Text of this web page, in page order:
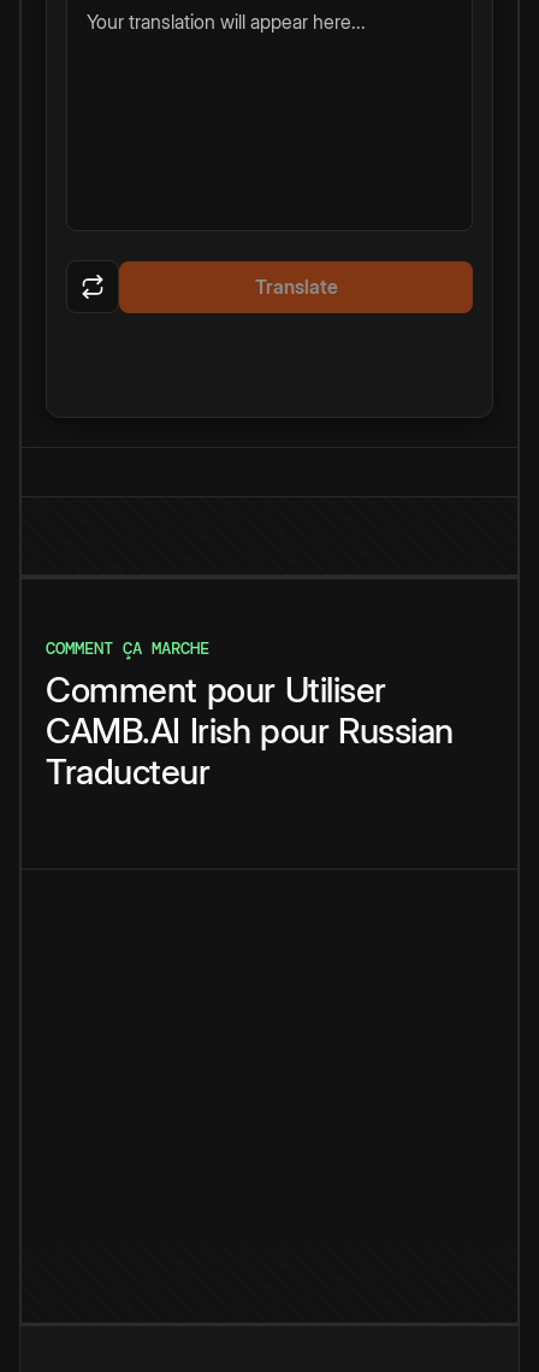
Your translation will appear here...
Translate
COMMENT ÇA MARCHE
Comment pour Utiliser
CAMB.AI Irish pour Russian
Traducteur